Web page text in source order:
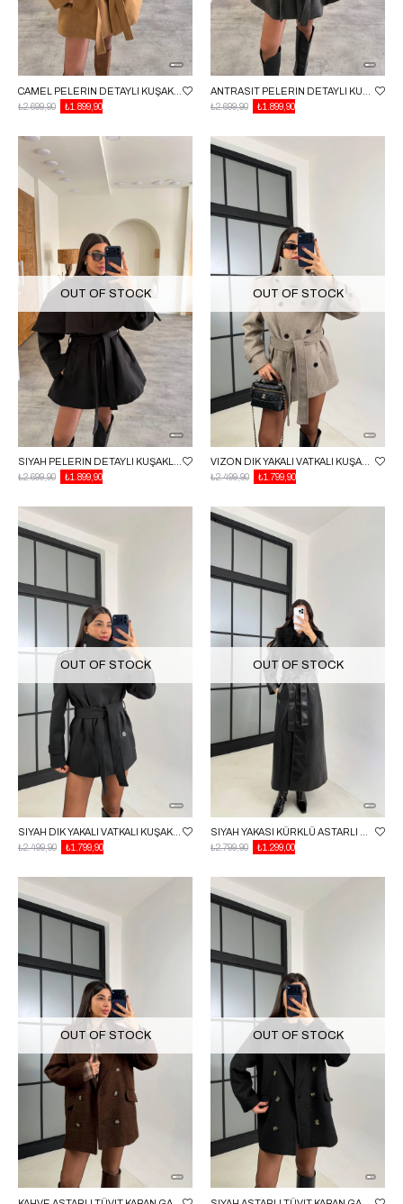
₺1.899,90
₺2.699,90
₺1.899,90
₺2.699,90
OUT OF STOCK
₺1.899,90
₺2.699,90
OUT OF STOCK
₺1.799,90
₺2.499,90
OUT OF STOCK
₺1.799,90
₺2.499,90
OUT OF STOCK
₺1.299,00
₺2.799,90
OUT OF STOCK OUT OF STOCK